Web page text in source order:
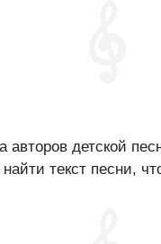
детской
текст песни,